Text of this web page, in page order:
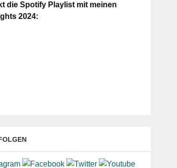
die Spotify Playlist mit meinen
2024: